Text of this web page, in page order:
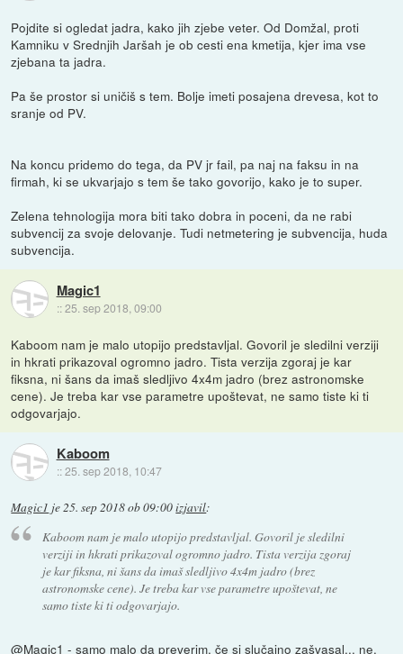
Pojdite si ogledat jadra, kako jih zjebe veter. Od Domžal, proti
Kamniku v Srednjih Jaršah je ob cesti ena kmetija, kjer ima vse
zjebana ta jadra.
Pa še prostor si uničiš s tem. Bolje imeti posajena drevesa, kot to
sranje od PV.
Na koncu pridemo do tega, da PV jr fail, pa naj na faksu in na
firmah, ki se ukvarjajo s tem še tako govorijo, kako je to super.
Zelena tehnologija mora biti tako dobra in poceni, da ne rabi
subvencij za svoje delovanje. Tudi netmetering je subvencija, huda
subvencija.
Magic1
::25. sep 2018, 09:00
Kaboom nam je malo utopijo predstavljal. Govoril je sledilni verziji
in hkrati prikazoval ogromno jadro. Tista verzija zgoraj je kar
fiksna, ni šans da imaš sledljivo 4x4m jadro (brez astronomske
cene). Je treba kar vse parametre upoštevat, ne samo tiste ki ti
odgovarjajo.
Kaboom
::25. sep 2018, 10:47
Magic1 je25. sep 2018 ob 09:00izjavil:
Kaboom nam je malo utopijo predstavljal. Govoril je sledilni
verziji in hkrati prikazoval ogromno jadro. Tista verzija zgoraj
je kar fiksna, ni šans da imaš sledljivo 4x4m jadro (brez
astronomske cene). Je treba kar vse parametre upoštevat, ne
samo tiste ki ti odgovarjajo.
@Magic1 - samo malo da preverim, če si slučajno zašvasal... ne.